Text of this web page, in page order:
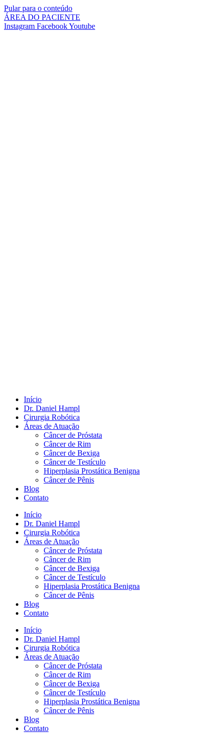
Pular para o conteúdo
ÁREA DO PACIENTE
Instagram FacebookYoutube
Início
Dr. Daniel Hampl
Cirurgia Robótica
Áreas de Atuação
Câncer de Próstata
Câncer de Rim
Câncer de Bexiga
Câncer de Testículo
Hiperplasia Prostática Benigna
Câncer de Pênis
Blog
Contato
Início
Dr. Daniel Hampl
Cirurgia Robótica
Áreas de Atuação
Câncer de Próstata
Câncer de Rim
Câncer de Bexiga
Câncer de Testículo
Hiperplasia Prostática Benigna
Câncer de Pênis
Blog
Contato
Início
Dr. Daniel Hampl
Cirurgia Robótica
Áreas de Atuação
Câncer de Próstata
Câncer de Rim
Câncer de Bexiga
Câncer de Testículo
Hiperplasia Prostática Benigna
Câncer de Pênis
Blog
Contato